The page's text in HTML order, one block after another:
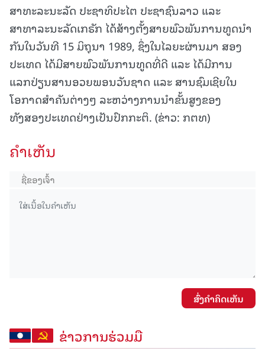
ສາທະລະນະລັດ ປະຊາທິປະໄຕ ປະຊາຊົນລາວ ແລະ
ສາທາລະນະລັດເກຣັກ ໄດ້ສ້າງຕັ້ງສາຍພົວພັນການທູດນຳ
ກັນໃນວັນທີ 15 ມິຖຸນາ 1989, ຊຶ່ງໃນໄລຍະຜ່ານມາ ສອງ
ປະເທດ ໄດ້ມີສາຍພົວພັນການທູດທີ່ດີ ແລະ ໄດ້ມີການ
ແລກປ່ຽນສານອວຍພອນວັນຊາດ ແລະ ສານຊົມເຊີຍໃນ
ໂອກາດສຳຄັນຕ່າງໆ ລະຫວ່າງການນຳຂັ້ນສູງຂອງ
ທັງສອງປະເທດຢ່າງເປັນປົກກະຕິ. (ຂ່າວ: ກຕທ)
ຄໍາເຫັນ
ສົ່ງຄໍາຄິດເຫັນ
ຂ່າວການຮ່ວມມື